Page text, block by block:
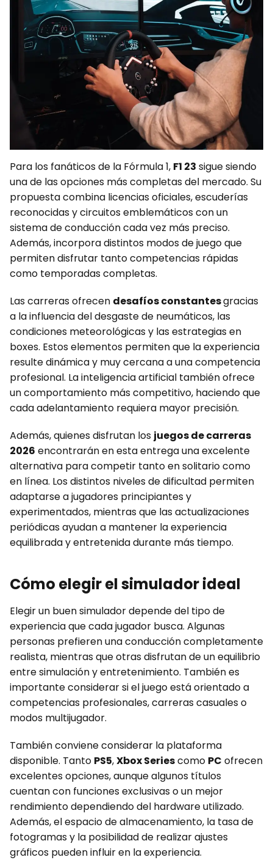
Para los fanáticos de la Fórmula 1, F1 23 sigue siendo
una de las opciones más completas del mercado. Su
propuesta combina licencias oficiales, escuderías
reconocidas y circuitos emblemáticos con un
sistema de conducción cada vez más preciso.
Además, incorpora distintos modos de juego que
permiten disfrutar tanto competencias rápidas
como temporadas completas.
Las carreras ofrecen desafíos constantesgracias
a la influencia del desgaste de neumáticos, las
condiciones meteorológicas y las estrategias en
boxes. Estos elementos permiten que la experiencia
resulte dinámica y muy cercana a una competencia
profesional. La inteligencia artificial también ofrece
un comportamiento más competitivo, haciendo que
cada adelantamiento requiera mayor precisión.
Además, quienes disfrutan los juegos de carreras
2026 encontrarán en esta entrega una excelente
alternativa para competir tanto en solitario como
en línea. Los distintos niveles de dificultad permiten
adaptarse a jugadores principiantes y
experimentados, mientras que las actualizaciones
periódicas ayudan a mantener la experiencia
equilibrada y entretenida durante más tiempo.
Cómo elegir el simulador ideal
Elegir un buen simulador depende del tipo de
experiencia que cada jugador busca. Algunas
personas prefieren una conducción completamente
realista, mientras que otras disfrutan de un equilibrio
entre simulación y entretenimiento. También es
importante considerar si el juego está orientado a
competencias profesionales, carreras casuales o
modos multijugador.
También conviene considerar la plataforma
disponible. Tanto PS5,Xbox Seriescomo PC ofrecen
excelentes opciones, aunque algunos títulos
cuentan con funciones exclusivas o un mejor
rendimiento dependiendo del hardware utilizado.
Además, el espacio de almacenamiento, la tasa de
fotogramas y la posibilidad de realizar ajustes
gráficos pueden influir en la experiencia.